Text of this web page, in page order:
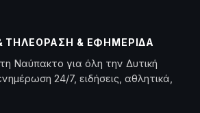
& ΤΗΛΕΌΡΑΣΗ & ΕΦΗΜΕΡΊΔΑ
Ναύπακτο για όλη την Δυτική
24/7, ειδήσεις, αθλητικά,